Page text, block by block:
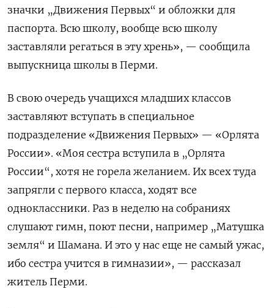
значки „Движения Первых“ и обложки для
паспорта. Всю школу, вообще всю школу
заставляли регаться в эту хрень», — сообщила
выпускница школы в Перми.
В свою очередь учащихся младших классов
заставляют вступать в специальное
подразделение «Движения Первых» — «Орлята
России». «Моя сестра вступила в „Орлята
России“, хотя не горела желанием. Их всех туда
запрягли с первого класса, ходят все
одноклассники. Раз в неделю на собраниях
слушают гимн, поют песни, например „Матушка
земля“ и Шамана. И это у нас еще не самый ужас,
ибо сестра учится в гимназии», — рассказал
житель Перми.